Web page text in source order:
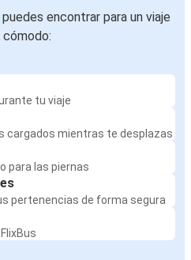
encontrar para un viaje
cómodo:
tu viaje
cargados mientras te desplazas
para las piernas
pertenencias de forma segura